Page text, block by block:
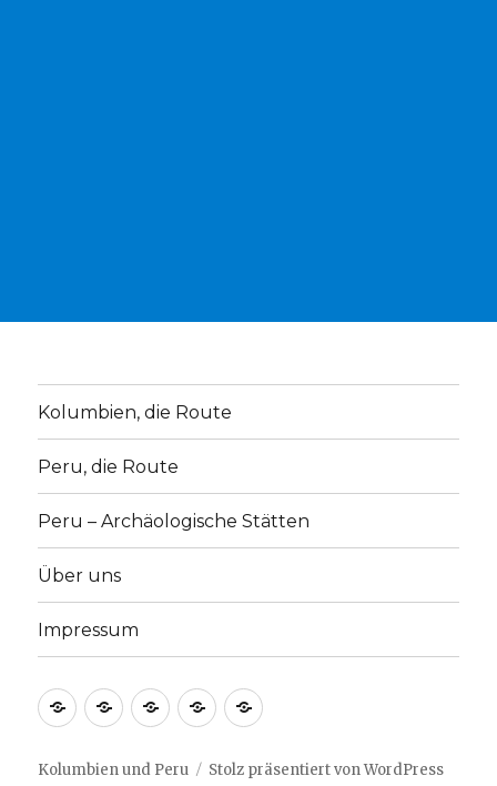
Kolumbien, die Route
Peru, die Route
Peru – Archäologische Stätten
Über uns
Impressum
Kolumbien,
Route
Peru,
Route
Peru
Archäologische
Über Impressum
Kolumbien und Peru Stolz präsentiert von WordPress